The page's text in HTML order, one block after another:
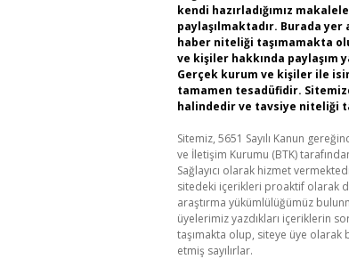
kendi hazırladığımız
paylaşılmaktadır. Burada
haber niteliği taşımamakta
ve kişiler hakkında paylaşım
Gerçek kurum ve kişiler ile
tamamen tesadüfidir.
halindedir ve tavsiye niteliği
Sitemiz, 5651 Sayılı Kanun
ve İletişim Kurumu (BTK)
Sağlayıcı olarak hizmet
sitedeki içerikleri proaktif olarak
araştırma yükümlülüğümüz
üyelerimiz yazdıkları içeriklerin
taşımakta olup, siteye üye olarak
etmiş sayılırlar.